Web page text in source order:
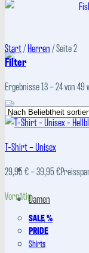
Damen
SALE %
PRIDE
Shirts
Start/Herren/Seite 2
Filter
Ergebnisse 13 – 24 von
T-Shirt – Unisex
29,95€–39,95€
Vorrätig